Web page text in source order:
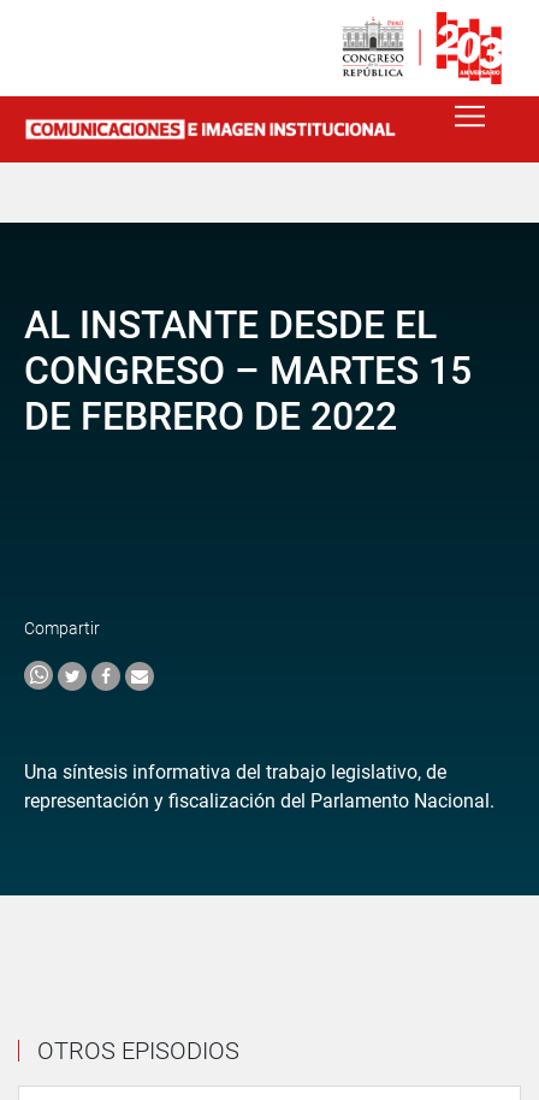
AL INSTANTE DESDE EL
CONGRESO – MARTES 15
DE FEBRERO DE 2022
Compartir
Una síntesis informativa del trabajo legislativo, de
representación y fiscalización del Parlamento Nacional.
OTROS EPISODIOS